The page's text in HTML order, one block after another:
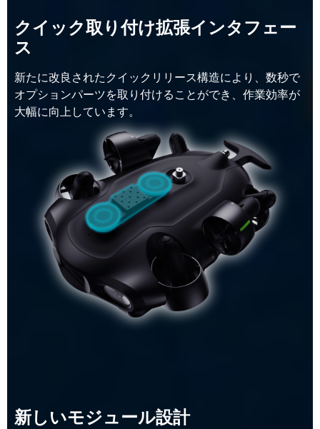
クイック取り付け拡張インタフェー
ス
新たに改良されたクイックリリース構造により、数秒で
オプションパーツを取り付けることができ、作業効率が
大幅に向上しています。
新しいモジュール設計